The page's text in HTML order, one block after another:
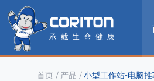
首页/ 产品 /小型工作站-电脑